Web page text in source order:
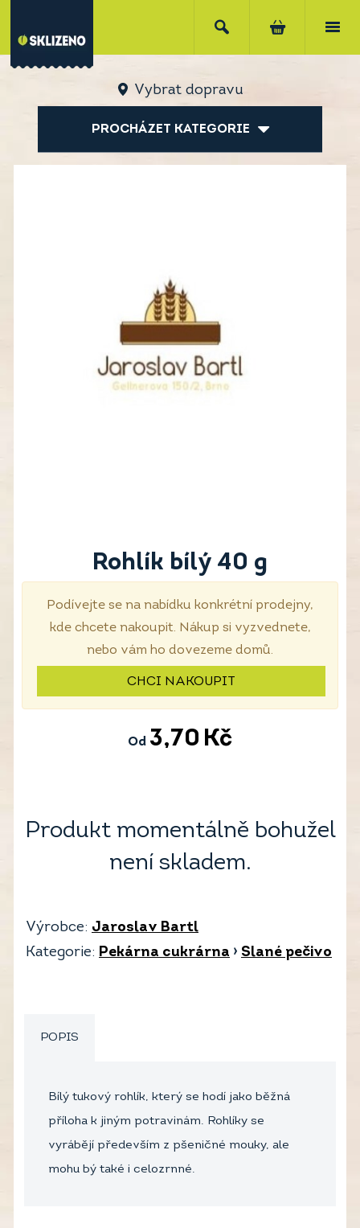
Vybrat dopravu
PROCHÁZET KATEGORIE
Rohlík bílý 40 g
Podívejte se na nabídku konkrétní prodejny,
kde chcete nakoupit. Nákup si vyzvednete,
nebo vám ho dovezeme domů.
CHCI NAKOUPIT
Od 3,70 Kč
Produkt momentálně bohužel
není skladem.
Výrobce: Jaroslav Bartl
Kategorie: Pekárna cukrárna › Slané pečivo
POPIS
Bílý tukový rohlík, který se hodí jako běžná
příloha k jiným potravinám. Rohlíky se
vyrábějí především z pšeničné mouky, ale
mohu bý také i celozrnné.